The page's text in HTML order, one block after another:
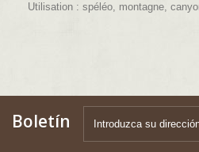
Utilisation : spéléo, montagne,
Boletín